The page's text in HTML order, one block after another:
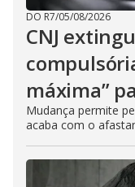
DO R7/05/08/2026
CNJ
máxima”
Mudança permite
acaba com o